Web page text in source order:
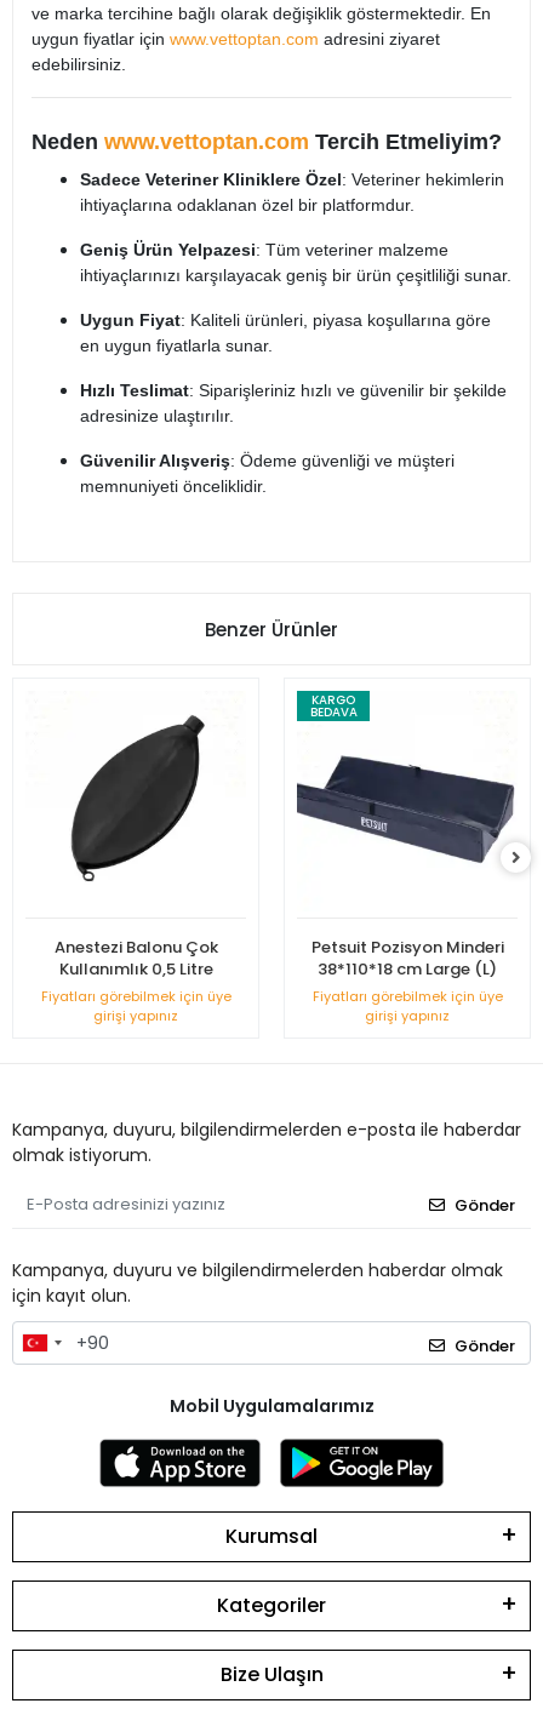
ve marka tercihine bağlı olarak değişiklik göstermektedir. En
uygun fiyatlar için www.vettoptan.com adresini ziyaret
edebilirsiniz.
Neden www.vettoptan.com Tercih Etmeliyim?
Sadece Veteriner Kliniklere Özel: Veteriner hekimlerin
ihtiyaçlarına odaklanan özel bir platformdur.
Geniş Ürün Yelpazesi: Tüm veteriner malzeme
ihtiyaçlarınızı karşılayacak geniş bir ürün çeşitliliği sunar.
Uygun Fiyat: Kaliteli ürünleri, piyasa koşullarına göre
en uygun fiyatlarla sunar.
Hızlı Teslimat: Siparişleriniz hızlı ve güvenilir bir şekilde
adresinize ulaştırılır.
Güvenilir Alışveriş: Ödeme güvenliği ve müşteri
memnuniyeti önceliklidir.
Benzer Ürünler
Anestezi Balonu Çok
Kullanımlık 0,5 Litre
Fiyatları görebilmek için üye
girişi yapınız
KARGO
BEDAVA
Petsuit Pozisyon Minderi
38*110*18 cm Large (L)
Fiyatları görebilmek için üye
girişi yapınız
Kampanya, duyuru, bilgilendirmelerden e-posta ile haberdar
olmak istiyorum.
Gönder
Kampanya, duyuru ve bilgilendirmelerden haberdar olmak
için kayıt olun.
Gönder
Mobil Uygulamalarımız
Kurumsal
Kategoriler
Bize Ulaşın